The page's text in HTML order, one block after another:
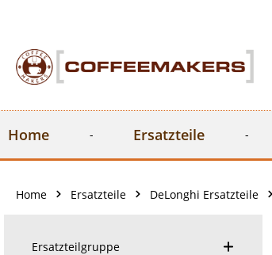
Home Ersatzteile
Home Ersatzteile DeLonghi Ersatzteile
Ersatzteilgruppe